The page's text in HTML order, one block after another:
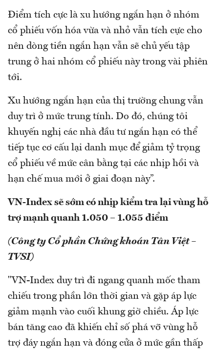
Điểm tích cực là xu hướng ngắn hạn ở nhóm
cổ phiếu vốn hóa vừa và nhỏ vẫn tích cực cho
nên dòng tiền ngắn hạn vẫn sẽ chủ yếu tập
trung ở hai nhóm cổ phiếu này trong vài phiên
tới.
Xu hướng ngắn hạn của thị trường chung vẫn
duy trì ở mức trung tính. Do đó, chúng tôi
khuyến nghị các nhà đầu tư ngắn hạn có thể
tiếp tục cơ cấu lại danh mục để giảm tỷ trọng
cổ phiếu về mức cân bằng tại các nhịp hồi và
hạn chế mua mới ở giai đoạn này”.
VN-Index sẽ sớm có nhịp kiểm tra lại vùng hỗ
trợ mạnh quanh 1.050 – 1.055 điểm
(Công ty Cổ phần Chứng khoán Tân Việt –
TVSI)
"VN-Index duy trì đi ngang quanh mốc tham
chiếu trong phần lớn thời gian và gặp áp lực
giảm mạnh vào cuối khung giờ chiều. Áp lực
bán tăng cao đã khiến chỉ số phá vỡ vùng hỗ
trợ đáy ngắn hạn và đóng cửa ở mức gần thấp